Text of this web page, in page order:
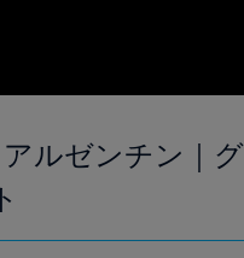
アルゼンチン｜